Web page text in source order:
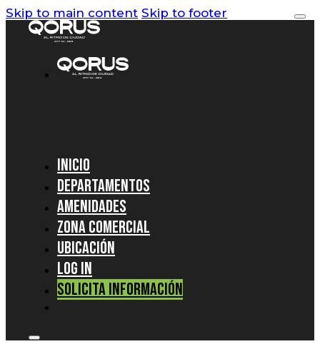
Skip to main content Skip to footer
Inicio
Departamentos
Amenidades
Zona Comercial
Ubicación
Log In
Solicita información